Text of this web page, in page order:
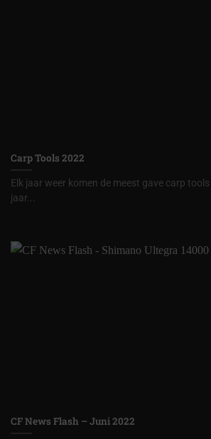
Carp Tools 2022
Elk jaar weer komen de meest gave carp
jaar...
CF News Flash – Juni 2022